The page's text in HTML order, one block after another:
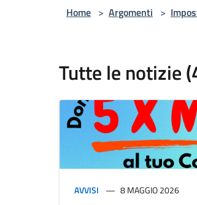
Home > Argomenti >
Tutte le notizie
AVVISI 8 MAGGIO 2026